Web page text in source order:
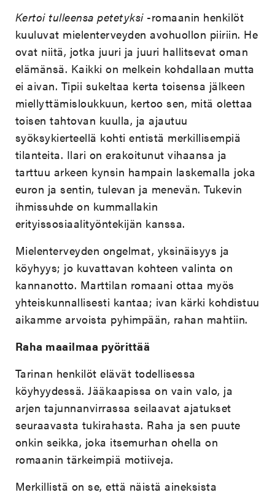
Kertoi tulleensa petetyksi-romaanin henkilöt
kuuluvat mielenterveyden avohuollon piiriin. He
ovat niitä, jotka juuri ja juuri hallitsevat oman
elämänsä. Kaikki on melkein kohdallaan mutta
ei aivan. Tipii sukeltaa kerta toisensa jälkeen
miellyttämisloukkuun, kertoo sen, mitä olettaa
toisen tahtovan kuulla, ja ajautuu
syöksykierteellä kohti entistä merkillisempiä
tilanteita. Ilari on erakoitunut vihaansa ja
tarttuu arkeen kynsin hampain laskemalla joka
euron ja sentin, tulevan ja menevän. Tukevin
ihmissuhde on kummallakin
erityissosiaalityöntekijän kanssa.
Mielenterveyden ongelmat, yksinäisyys ja
köyhyys; jo kuvattavan kohteen valinta on
kannanotto. Marttilan romaani ottaa myös
yhteiskunnallisesti kantaa; ivan kärki kohdistuu
aikamme arvoista pyhimpään, rahan mahtiin.
Raha maailmaa pyörittää
Tarinan henkilöt elävät todellisessa
köyhyydessä. Jääkaapissa on vain valo, ja
arjen tajunnanvirrassa seilaavat ajatukset
seuraavasta tukirahasta. Raha ja sen puute
onkin seikka, joka itsemurhan ohella on
romaanin tärkeimpiä motiiveja.
Merkillistä on se, että näistä aineksista